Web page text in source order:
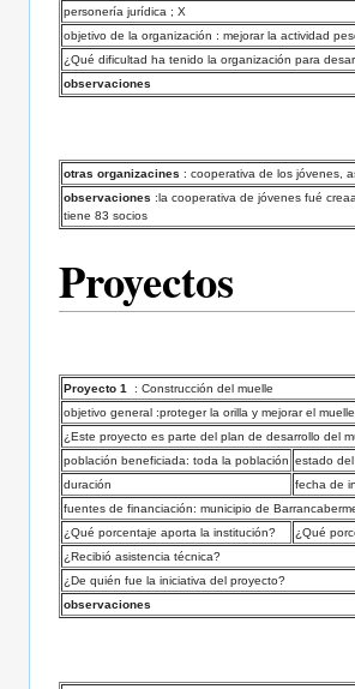
personería jurídica ; X
objetivo de la organización : mejorar la actividad
¿Qué dificultad ha tenido la organización para
observaciones
otras organizacines : cooperativa de los jóvenes,
observaciones :la cooperativa de jóvenes fué
tiene 83 socios
Proyectos
Proyecto 1
: Construcción del muelle
objetivo general :proteger la orilla y mejorar el muelle
¿Este proyecto es parte del plan de desarrollo del
población beneficiada: toda la población estado
duración
fecha de
fuentes de financiación: municipio de
¿Qué porcentaje aporta la institución?
¿Qué
¿Recibió asistencia técnica?
¿De quién fue la iniciativa del proyecto?
observaciones